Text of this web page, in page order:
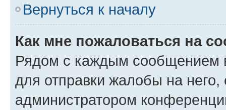
Вернуться к началу
Как мне пожаловаться на
Рядом с каждым сообщением
для отправки жалобы на
администратором